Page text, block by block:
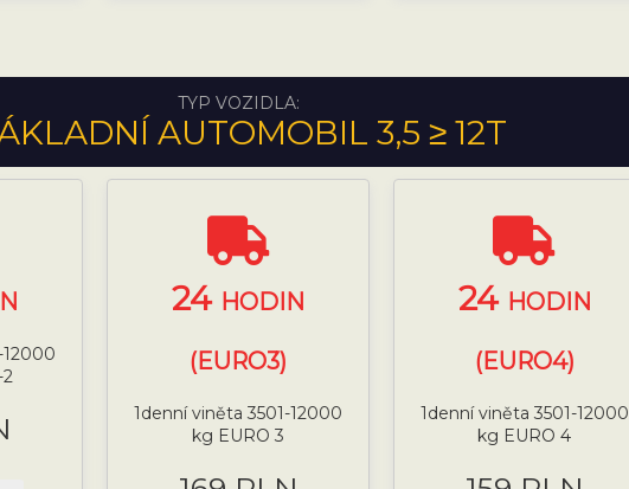
TYP VOZIDLA:
AUTOMOBIL 3,5 ≥ 12T
12000
24 HODIN
(EURO3)
1denní viněta 3501-12000
kg EURO 3
24 HODIN
(EURO4)
1denní viněta 3501-12000
kg EURO 4